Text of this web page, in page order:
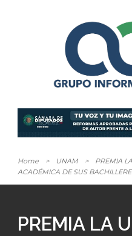
Home > UNAM >
PREMIA
ACADÉMICA DE SUS
PREMIA LA